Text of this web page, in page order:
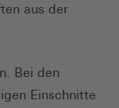
aus der
Bei den
Einschnitte